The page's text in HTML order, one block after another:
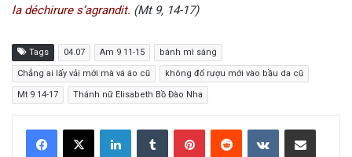
la déchirure s’agrandit. (Mt 9, 14-17)
Tags 04.07 Am 9 11-15 bánh mì sáng
Chẳng ai lấy vải mới mà vá áo cũ không đổ rượu mới vào bầu da cũ
Mt 9 14-17 Thánh nữ Elisabeth Bồ Đào Nha